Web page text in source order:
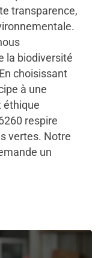
transparence,
la biodiversité
choisissant
à une
éthique
respire
vertes. Notre
un